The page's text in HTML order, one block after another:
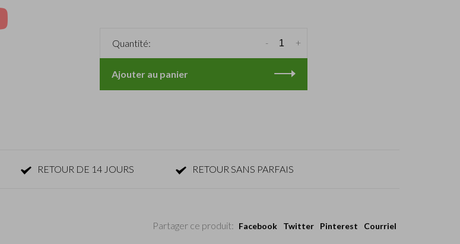
Quantité: +
-
Ajouter au panier
RETOUR DE 14 JOURS RETOUR SANS PARFAIS
Partager ce produit: Facebook Twitter Pinterest Courriel